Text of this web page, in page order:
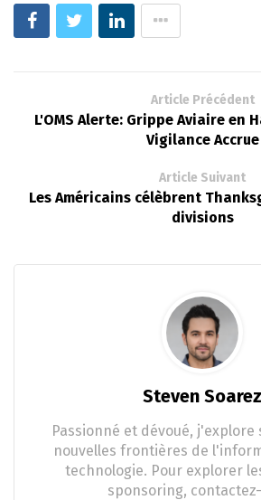
Article Précédent
L'OMS Alerte: Grippe Aviaire en
Vigilance Accrue
Article Suivant
Les Américains célèbrent
divisions
Steven Soarez
Passionné et dévoué, j'explore
nouvelles frontières de
technologie. Pour explorer
sponsoring,